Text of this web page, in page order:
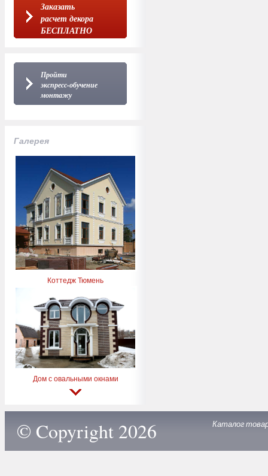
Заказать
расчет декора
БЕСПЛАТНО
Пройти
экспресс-обучение
монтажу
Галерея
Коттедж Тюмень
Дом с овальными окнами
© Copyright 2026 Каталог